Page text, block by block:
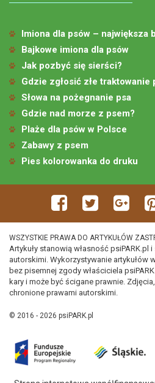
Imiona dla psów – największa
Bajkowe imiona dla psów
Jak pozbyć się sierści?
Gdzie zgłosić złe traktowanie
Słowa na pożegnanie psa
Gdzie nad morze z psem?
Plaże dla psów w Polsce
Zabawy z psem
Pies kolorowanka do druku
WSZYSTKIE PRAWA DO ARTYKUŁÓW
Artykuły stanowią własność psiPARK.pl
autorskimi. Wykorzystywanie artykułów
bez pisemnej zgody właściciela
kary i może być ścigane prawnie.
chronione prawami autorskimi.
© 2016 - 2026 psiPARK.pl